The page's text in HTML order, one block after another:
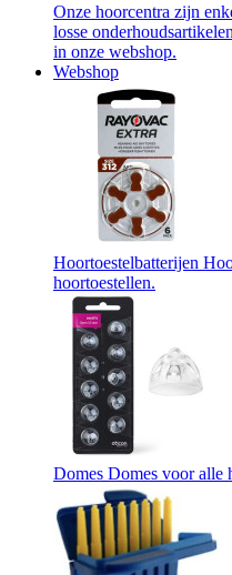
Onze hoorcentra zijn
losse
in onze webshop.
Webshop
Hoortoestelbatterijen
hoortoestellen.
Domes Domes voor alle